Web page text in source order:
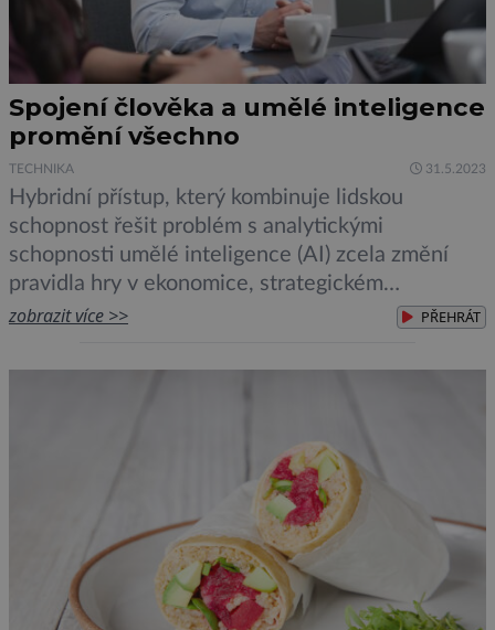
Spojení člověka a umělé inteligence
promění všechno
TECHNIKA 31.5.2023
Hybridní přístup, který kombinuje lidskou
schopnost řešit problém s analytickými
schopnosti umělé inteligence (AI) zcela změní
pravidla hry v ekonomice, strategickém
prognózování, nebo například v geopolitice.
ředitel pro inovace a strategie ve společnosti
zobrazit více >> PŘEHRÁT